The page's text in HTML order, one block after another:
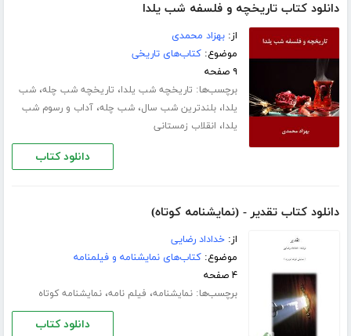
دانلود کتاب تاریخچه و فلسفه شب یلدا
از:بهزاد محمدی
موضوع:کتاب‌های تاریخی
۹ صفحه
برچسب‌ها: تاریخچه شب یلدا، تاریخچه شب چله،شب
یلدا،بلندترین شب سال،شب چله،آداب و رسوم شب
یلدا، انقلاب زمستانی
دانلود کتاب
دانلود کتاب تقدیر - (نمایشنامه کوتاه)
از:خداداد رضایی
موضوع:کتاب‌های نمایشنامه و فیلمنامه
۴ صفحه
برچسب‌ها:نمایشنامه، فیلم نامه،نمایشنامه کوتاه
دانلود کتاب